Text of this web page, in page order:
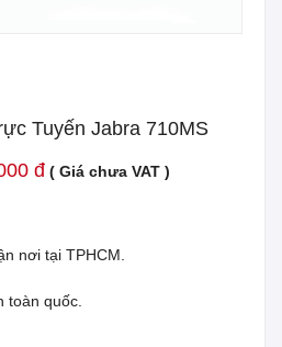
Tuyến Jabra 710MS
đ ( Giá chưa VAT )
nơi tại TPHCM.
toàn quốc.